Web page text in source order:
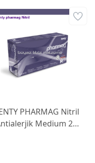
PHARMAG Nitril
Medium 20